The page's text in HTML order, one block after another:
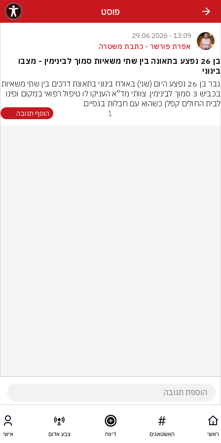
פוסט
13:09 - 29.06.2026
אפרת פורשר - כתבת משטרה
בן 26 נפצע בתאונה בין שתי משאיות סמוך לבינימין - מצבו
בינוני
לבית החולים קפלן כשהוא עם חבלות בגפיים.
1 הוסף תגובה
ראשי האשטאגים דיווח צבע אדום אישי